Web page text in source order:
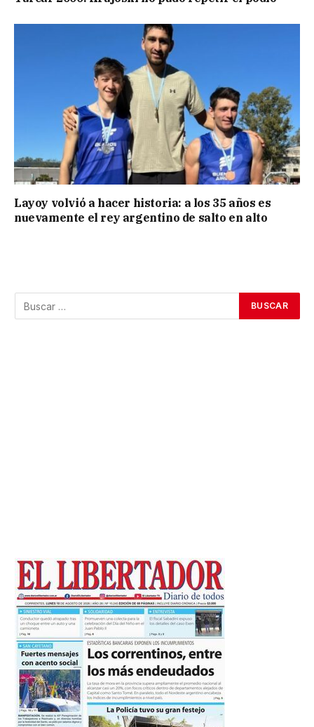
Layoy volvió a hacer historia: a los 35 años es
nuevamente el rey argentino de salto en alto